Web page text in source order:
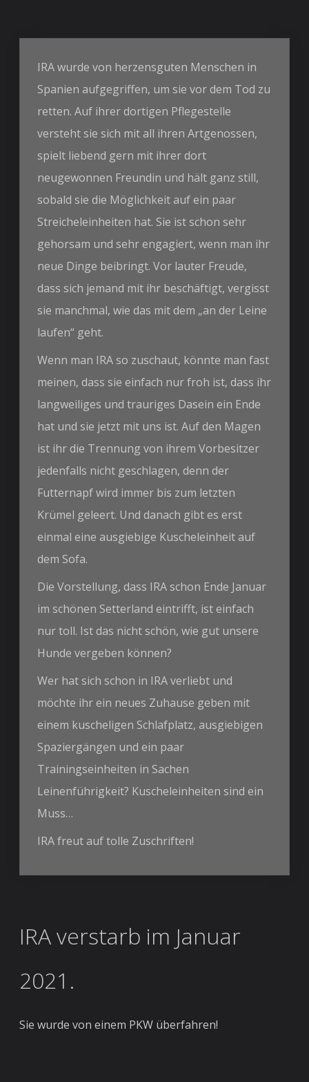
IRA wurde von herzensguten Menschen in
Spanien aufgegriffen, um sie vor dem Tod zu
retten. Auf ihrer dortigen Pflegestelle
versteht sie sich mit all ihren Artgenossen,
spielt liebend gern mit ihrer dort
neugewonnen Freundin und hält ganz still,
sobald sie die Möglichkeit auf ein paar
Streicheleinheiten hat. Sie ist schon sehr
gehorsam und sehr engagiert, wenn man ihr
neue Dinge beibringt. Vor lauter Freude,
dass sich jemand mit ihr beschäftigt, vergisst
sie manchmal, wie das mit dem „an der Leine
laufen“ geht.
Wenn man IRA so zuschaut, könnte man fast
meinen, dass sie einfach nur froh ist, dass ihr
langweiliges und trauriges Dasein ein Ende
hat und sie jetzt mit uns ist. Auf den Magen
ist ihr die Trennung von ihrem Vorbesitzer
jedenfalls nicht geschlagen, denn der
Futternapf wird immer bis zum letzten
Krümel geleert. Und danach gibt es erst
einmal eine ausgiebige Kuscheleinheit auf
dem Sofa.
Die Vorstellung, dass IRA schon Ende Januar
im schönen Setterland eintrifft, ist einfach
nur toll. Ist das nicht schön, wie gut unsere
Hunde vergeben können?
Wer hat sich schon in IRA verliebt und
möchte ihr ein neues Zuhause geben mit
einem kuscheligen Schlafplatz, ausgiebigen
Spaziergängen und ein paar
Trainingseinheiten in Sachen
Leinenführigkeit? Kuscheleinheiten sind ein
Muss…
IRA freut auf tolle Zuschriften!
IRA verstarb im Januar
2021.
Sie wurde von einem PKW überfahren!